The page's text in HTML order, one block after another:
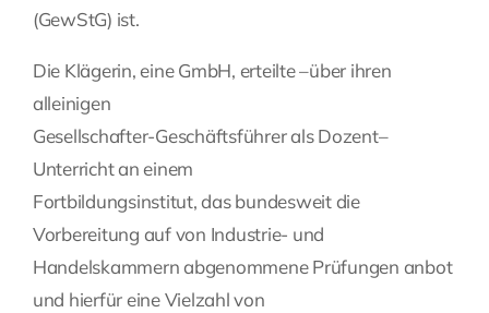
(GewStG) ist.
Die Klägerin, eine GmbH, erteilte –über ihren
alleinigen
Gesellschafter-Geschäftsführer als Dozent–
Unterricht an einem
Fortbildungsinstitut, das bundesweit die
Vorbereitung auf von Industrie- und
Handelskammern abgenommene Prüfungen anbot
und hierfür eine Vielzahl von